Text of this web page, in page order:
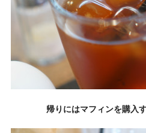
帰りにはマフィンを購入